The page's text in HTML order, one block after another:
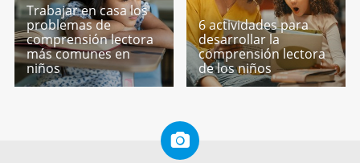
Trabajar en casa los
problemas de
comprensión lectora
más comunes en
niños
6 actividades para
desarrollar la
comprensión lectora
de los niños